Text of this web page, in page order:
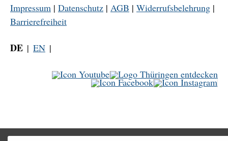
Impressum | Datenschutz | AGB | Widerrufsbelehrung |
Barrierefreiheit
DE EN